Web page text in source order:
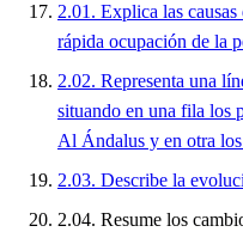
2.01. Explica las
rápida ocupación de la
2.02. Representa una
situando en una fila los
Al Ándalus y en otra
2.03. Describe la
2.04. Resume los